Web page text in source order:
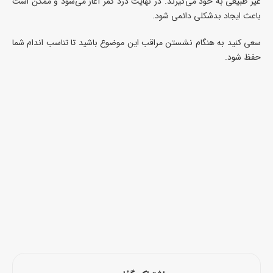
باعث ایجاد بدشکلی دائمی شود.
سعی کنید به هنگام نشستن مراقب این موضوع باشید تا تناسب اندام شما
حفظ شود.